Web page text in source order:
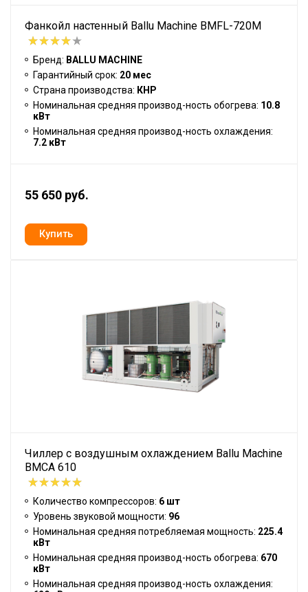
Фанкойл настенный Ballu Machine BMFL-720M
Бренд: BALLU MACHINE
Гарантийный срок: 20 мес
Страна производства: КНР
Номинальная средняя производ-ность обогрева: 10.8
кВт
Номинальная средняя производ-ность охлаждения:
7.2 кВт
55 650 руб.
Чиллер с воздушным охлаждением Ballu Machine
BMCA 610
Количество компрессоров: 6 шт
Уровень звуковой мощности: 96
Номинальная средняя потребляемая мощность: 225.4
кВт
Номинальная средняя производ-ность обогрева: 670
кВт
Номинальная средняя производ-ность охлаждения: